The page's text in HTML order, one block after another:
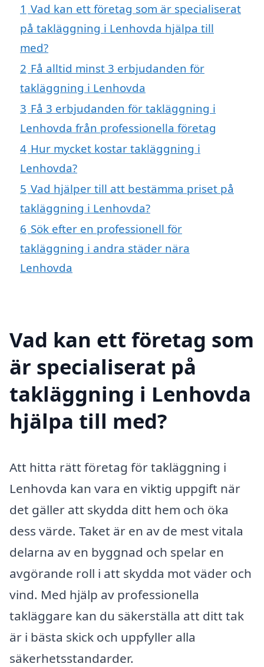
1 Vad kan ett företag som är specialiserat
på takläggning i Lenhovda hjälpa till
med?
2 Få alltid minst 3 erbjudanden för
takläggning i Lenhovda
3 Få 3 erbjudanden för takläggning i
Lenhovda från professionella företag
4 Hur mycket kostar takläggning i
Lenhovda?
5 Vad hjälper till att bestämma priset på
takläggning i Lenhovda?
6 Sök efter en professionell för
takläggning i andra städer nära
Lenhovda
Vad kan ett företag som
är specialiserat på
takläggning i Lenhovda
hjälpa till med?
Att hitta rätt företag för takläggning i
Lenhovda kan vara en viktig uppgift när
det gäller att skydda ditt hem och öka
dess värde. Taket är en av de mest vitala
delarna av en byggnad och spelar en
avgörande roll i att skydda mot väder och
vind. Med hjälp av professionella
takläggare kan du säkerställa att ditt tak
är i bästa skick och uppfyller alla
säkerhetsstandarder.